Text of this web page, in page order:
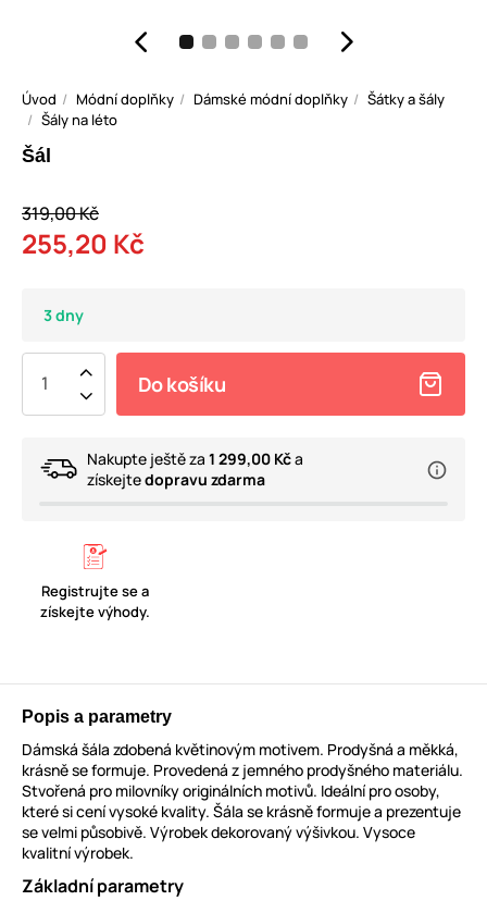
Úvod Módní doplňky Dámské módní doplňky
Šátky a šály
Šály na léto
Šál
319,00 Kč
255,20 Kč
3 dny
Do košíku
Nakupte ještě za 1 299,00 Kča
získejtedopravu zdarma
Registrujte se a
získejte výhody.
Popis a parametry
Dámská šála zdobená květinovým motivem. Prodyšná a měkká,
krásně se formuje. Provedená z jemného prodyšného materiálu.
Stvořená pro milovníky originálních motivů. Ideální pro osoby,
které si cení vysoké kvality. Šála se krásně formuje a prezentuje
se velmi působivě. Výrobek dekorovaný výšivkou. Vysoce
kvalitní výrobek.
Základní parametry